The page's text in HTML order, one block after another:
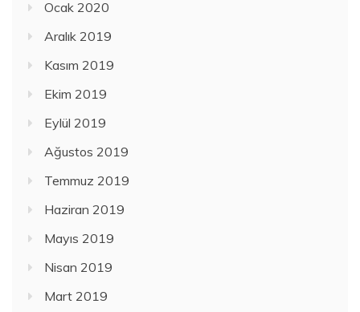
Ocak 2020
Aralık 2019
Kasım 2019
Ekim 2019
Eylül 2019
Ağustos 2019
Temmuz 2019
Haziran 2019
Mayıs 2019
Nisan 2019
Mart 2019